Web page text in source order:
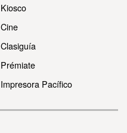
Kiosco
Cine
Clasiguía
Prémiate
Impresora Pacífico